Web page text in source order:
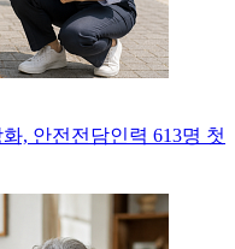
, 안전전담인력 613명 첫